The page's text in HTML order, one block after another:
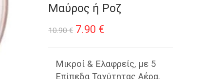
Μαύρος ή Ροζ
10.90€ Original
was:
7.90 €Η
τιμή
Μικροί & Ελαφρείς, με 5
Επίπεδα Ταχύτητας Αέρα,